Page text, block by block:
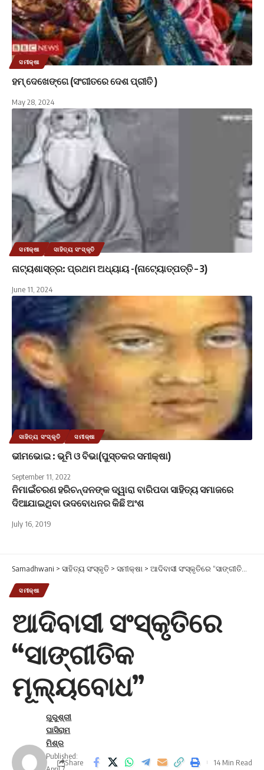
ସମୀକ୍ଷା
ହମ୍ ଦେଖେଙ୍ଗେ (ସଂଗୀତରେ ଦେଶ ପ୍ରୀତି )
May 28, 2024
ସମୀକ୍ଷା ସାହିତ୍ୟ ସଂସ୍କୃତି
ନାଟ୍ୟଶାସ୍ତ୍ର: ପ୍ରଥମ ଅଧ୍ୟାୟ -(ନାଟ୍ୟୋତ୍ପତ୍ତି – 3)
June 11, 2024
ସାହିତ୍ୟ ସଂସ୍କୃତି ସମୀକ୍ଷା
ଭୀମଭୋଇ : ଭୂମି ଓ ବିଭା(ପୁସ୍ତକର ସମୀକ୍ଷା)
September 11, 2022
ନିମାଇଁଚରଣ ହରିଚନ୍ଦନଙ୍କ ଦ୍ୱାରା ବାରିପଦା ସାହିତ୍ୟ ସମାଜରେ
ଦିଆଯାଇଥିବା ଉଦବୋଧନର କିଛି ଅଂଶ
July 16, 2019
Samadhwani > ସାହିତ୍ୟ ସଂସ୍କୃତି > ସମୀକ୍ଷା > ଆଦିବାସୀ ସଂସ୍କୃତିରେ “ସାଙ୍ଗୀତିକ ମୂଲ୍ୟବୋଧ”
ସମୀକ୍ଷା
ଆଦିବାସୀ ସଂସ୍କୃତିରେ
“ସାଙ୍ଗୀତିକ
ମୂଲ୍ୟବୋଧ”
ଗୁରୁଶ୍ରୀ
ଘାସିରାମ
ମିଶ୍ର
Published:
Share 14 Min Read